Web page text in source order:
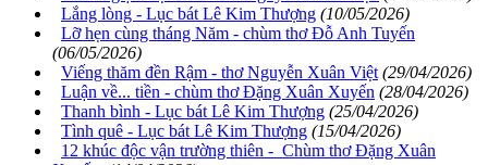
Lắng lòng - Lục bát Lê Kim Thượng (10/05/2026)
Lỡ hẹn cùng tháng Năm - chùm thơ Đỗ Anh Tuyến
(06/05/2026)
Viếng thăm đền Rậm - thơ Nguyễn Xuân Việt (29/04/2026)
Luận về... tiền - chùm thơ Đặng Xuân Xuyến (28/04/2026)
Thanh bình - Lục bát Lê Kim Thượng (25/04/2026)
Tình quê - Lục bát Lê Kim Thượng (15/04/2026)
12 khúc độc vận trường thiên - Chùm thơ Đặng Xuân